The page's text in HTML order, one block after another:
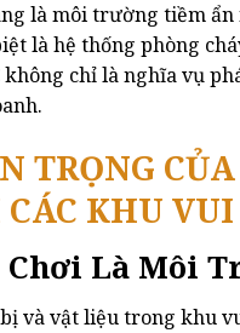
là môi trường tiềm
là hệ thống phòng
không chỉ là nghĩa vụ
TRỌNG
KHU
Là Môi
và vật liệu trong khu